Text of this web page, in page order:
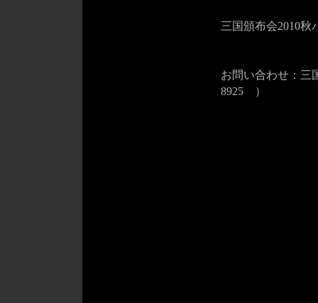
三国頒布会2010秋
お問い合わせ：
8925 ）